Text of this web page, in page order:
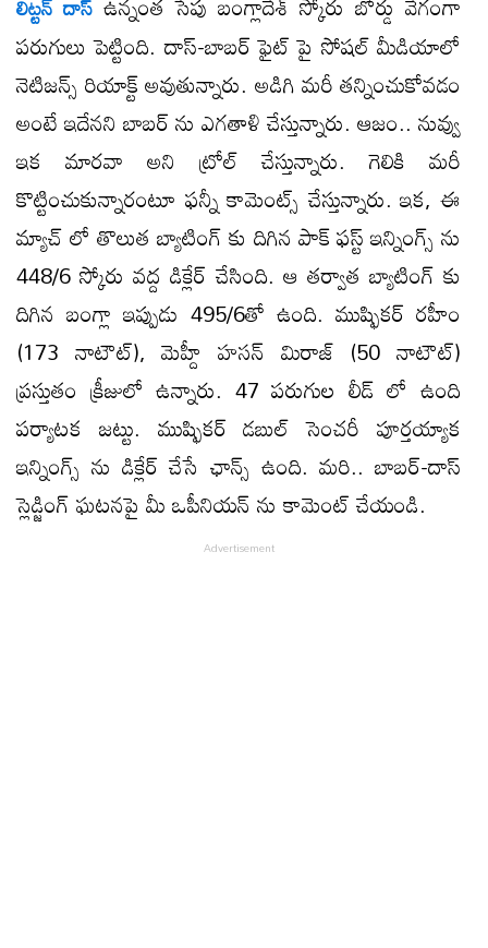
పరుగులు పెట్టింది. దాస్-బాబర్ ఫైట్ పై సోషల్ మీడియాలో
నెటిజన్స్ రియాక్ట్ అవుతున్నారు. అడిగి మరీ తన్నించుకోవడం
అంటే ఇదేనని బాబర్ ను ఎగతాళి చేస్తున్నారు. ఆజం.. నువ్వు
ఇక మారవా అని ట్రోల్ చేస్తున్నారు. గెలికి మరీ
కొట్టించుకున్నారంటూ ఫన్నీ కామెంట్స్ చేస్తున్నారు. ఇక, ఈ
మ్యాచ్ లో తొలుత బ్యాటింగ్ కు దిగిన పాక్ ఫస్ట్ ఇన్నింగ్స్ ను
448/6 స్కోరు వద్ద డిక్లేర్ చేసింది. ఆ తర్వాత బ్యాటింగ్ కు
దిగిన బంగ్లా ఇప్పుడు 495/6తో ఉంది. ముష్ఫికర్ రహీం
(173 నాటౌట్), మెహ్దీ హసన్ మిరాజ్ (50 నాటౌట్)
ప్రస్తుతం క్రీజులో ఉన్నారు. 47 పరుగుల లీడ్ లో ఉంది
పర్యాటక జట్టు. ముష్ఫికర్ డబుల్ సెంచరీ పూర్తయ్యాక
ఇన్నింగ్స్ ను డిక్లేర్ చేసే ఛాన్స్ ఉంది. మరి.. బాబర్-దాస్
స్లెడ్జింగ్ ఘటనపై మీ ఒపీనియన్ ను కామెంట్ చేయండి.